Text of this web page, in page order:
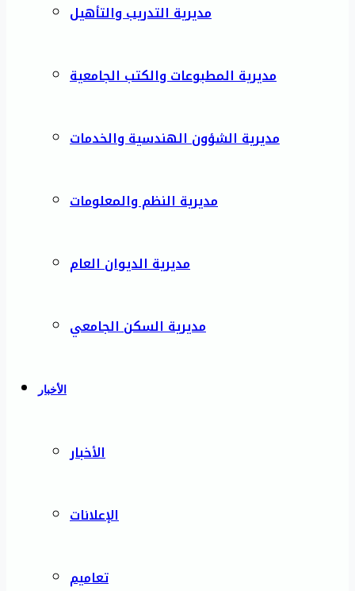
مديرية التدريب والتأهيل
مديرية المطبوعات والكتب الجامعية
مديرية الشؤون الهندسية والخدمات
مديرية النظم والمعلومات
مديرية الديوان العام
مديرية السكن الجامعي
الأخبار
الأخبار
الإعلانات
تعاميم